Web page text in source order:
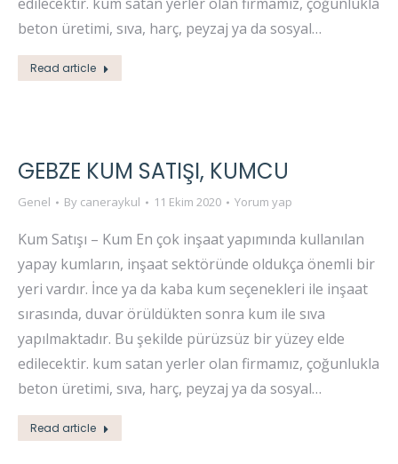
beton üretimi, sıva, harç, peyzaj ya da sosyal…
Read article
GEBZE KUM SATIŞI, KUMCU
Genel By caneraykul 11 Ekim 2020 Yorum yap
Kum Satışı – Kum En çok inşaat yapımında kullanılan
yapay kumların, inşaat sektöründe oldukça önemli bir
yeri vardır. İnce ya da kaba kum seçenekleri ile inşaat
sırasında, duvar örüldükten sonra kum ile sıva
yapılmaktadır. Bu şekilde pürüzsüz bir yüzey elde
edilecektir. kum satan yerler olan firmamız, çoğunlukla
beton üretimi, sıva, harç, peyzaj ya da sosyal…
Read article